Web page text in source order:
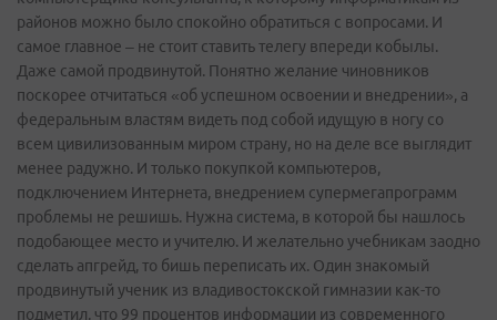
районов можно было спокойно обратиться с вопросами. И
самое главное – не стоит ставить телегу впереди кобылы.
Даже самой продвинутой. Понятно желание чиновников
поскорее отчитаться «об успешном освоении и внедрении», а
федеральным властям видеть под собой идущую в ногу со
всем цивилизованным миром страну, но на деле все выглядит
менее радужно. И только покупкой компьютеров,
подключением Интернета, внедрением супермегапрограмм
проблемы не решишь. Нужна система, в которой бы нашлось
подобающее место и учителю. И желательно учебникам заодно
сделать апгрейд, то бишь переписать их. Один знакомый
продвинутый ученик из владивостокской гимназии как-то
подметил, что 99 процентов информации из современного